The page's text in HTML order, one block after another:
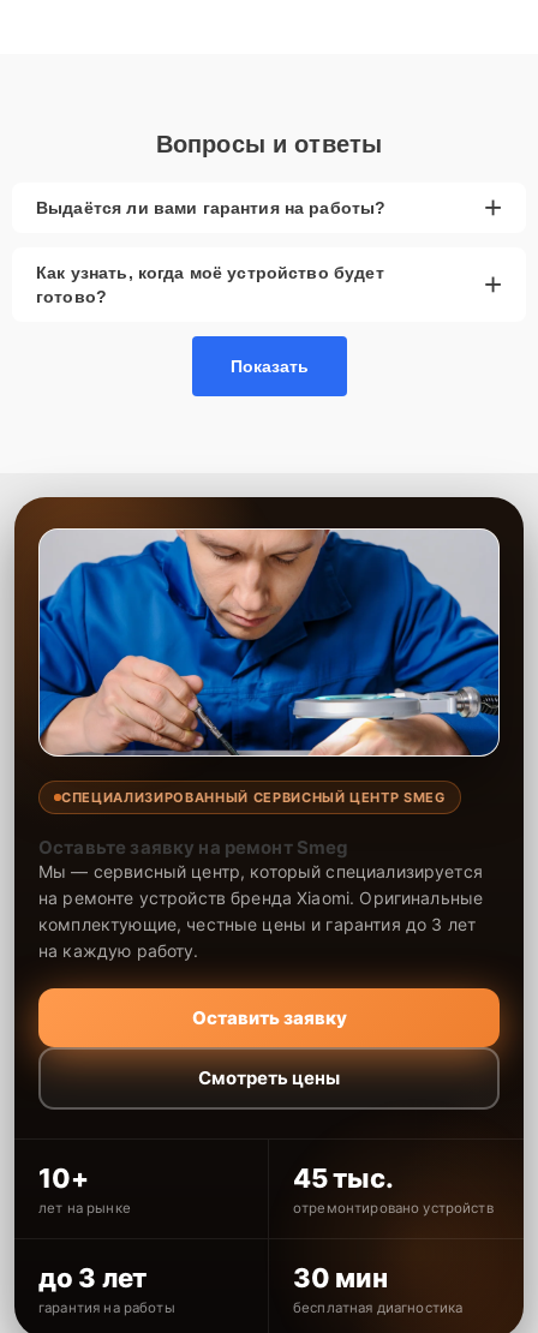
Вопросы и ответы
Выдаётся ли вами гарантия на работы? +
Как узнать, когда моё устройство будет
готово?
+
Показать
СПЕЦИАЛИЗИРОВАННЫЙ СЕРВИСНЫЙ ЦЕНТР SMEG
Оставьте заявку на ремонт Smeg
Мы — сервисный центр, который специализируется
на ремонте устройств бренда Xiaomi. Оригинальные
комплектующие, честные цены и гарантия до 3 лет
на каждую работу.
Оставить заявку
Смотреть цены
10+
лет на рынке
45 тыс.
отремонтировано устройств
до 3 лет
гарантия на работы
30 мин
бесплатная диагностика